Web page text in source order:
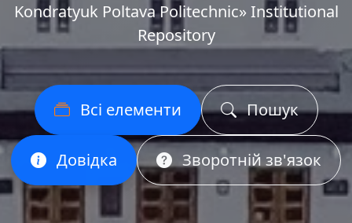
Kondratyuk Poltava Politechnic» Institutional
Repository
Всі елементи Пошук
Довідка Зворотній зв'язок